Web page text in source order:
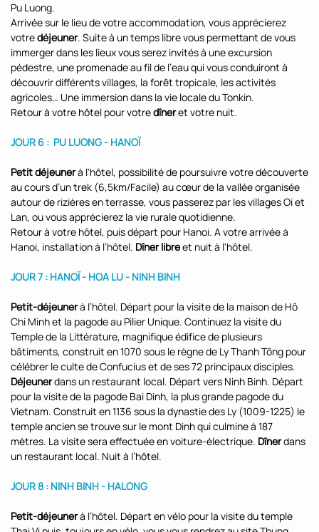
Pu Luong.
Arrivée sur le lieu de votre accommodation, vous apprécierez
votredéjeuner. Suite à un temps libre vous permettant de vous
immerger dans les lieux vous serez invités à une excursion
pédestre, une promenade au fil de l’eau qui vous conduiront à
découvrir différents villages, la forêt tropicale, les activités
agricoles… Une immersion dans la vie locale du Tonkin.
Retour à votre hôtel pour votredîneret votre nuit.
JOUR 6 : PU LUONG - HANOÏ
Petit déjeunerà l'hôtel, possibilité de poursuivre votre découverte
au cours d’un trek (6,5km/Facile) au cœur de la vallée organisée
autour de rizières en terrasse, vous passerez par les villages Oi et
Lan, ou vous apprécierez la vie rurale quotidienne.
Retour à votre hôtel, puis départ pour Hanoi. A votre arrivée à
Hanoi, installation à l’hôtel. Dîner libreet nuit à l'hôtel.
JOUR 7 : HANOÏ - HOA LU - NINH BINH
Petit-déjeunerà l’hôtel. Départ pour la visite de la maison de Hô
Chi Minh et la pagode au Pilier Unique. Continuez la visite du
Temple de la Littérature, magnifique édifice de plusieurs
bâtiments, construit en 1070 sous le règne de Ly Thanh Tông pour
célébrer le culte de Confucius et de ses 72 principaux disciples.
Déjeunerdans un restaurant local. Départ vers Ninh Binh. Départ
pour la visite de la pagode Bai Dinh, la plus grande pagode du
Vietnam. Construit en 1136 sous la dynastie des Ly (1009-1225) le
temple ancien se trouve sur le mont Dinh qui culmine à 187
mètres. La visite sera effectuée en voiture-électrique. Dînerdans
un restaurant local. Nuit à l’hôtel.
JOUR 8 : NINH BINH - HALONG
Petit-déjeunerà l’hôtel. Départ en vélo pour la visite du temple